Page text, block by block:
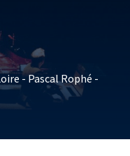
- Pascal Rophé -